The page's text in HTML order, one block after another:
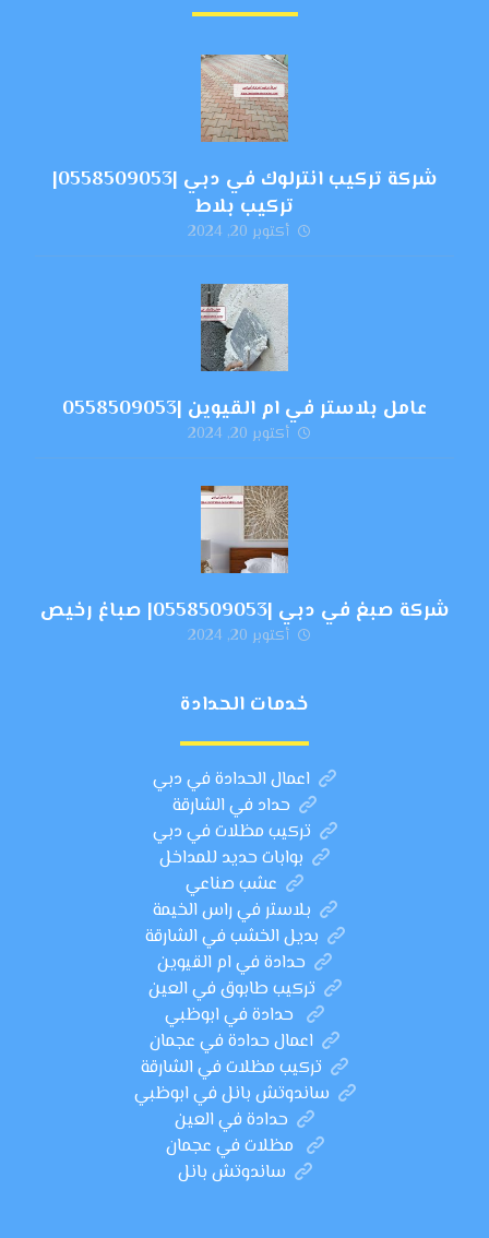
شركة تركيب انترلوك في دبي |0558509053|
تركيب بلاط
أكتوبر 20, 2024
عامل بلاستر في ام القيوين |0558509053
أكتوبر 20, 2024
شركة صبغ في دبي |0558509053| صباغ رخيص
أكتوبر 20, 2024
خدمات الحدادة
اعمال الحدادة في دبي
حداد في الشارقة
تركيب مظلات في دبي
بوابات حديد للمداخل
عشب صناعي
بلاستر في راس الخيمة
بديل الخشب في الشارقة
حدادة في ام القيوين
تركيب طابوق في العين
حدادة في ابوظبي
اعمال حدادة في عجمان
تركيب مظلات في الشارقة
ساندوتش بانل في ابوظبي
حدادة في العين
مظلات في عجمان
ساندوتش بانل